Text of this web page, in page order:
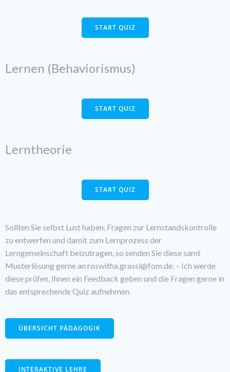
START QUIZ
Lernen (Behaviorismus)
START QUIZ
Lerntheorie
START QUIZ
Sollten Sie selbst Lust haben, Fragen zur Lernstandskontrolle
zu entwerfen und damit zum Lernprozess der
Lerngemeinschaft beizutragen, so senden Sie diese samt
Musterlösung gerne an roswitha.grassl@fom.de. – Ich werde
diese prüfen, Ihnen ein Feedback geben und die Fragen gerne in
das entsprechende Quiz aufnehmen.
ÜBERSICHT PÄDAGOGIK
INTERAKTIVE LEHRE